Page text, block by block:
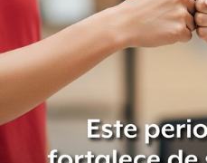
confiable, que su
de contenido”.
Compartir